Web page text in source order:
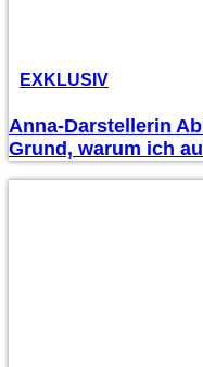
EXKLUSIV
Anna-Darstellerin
Grund, warum ich